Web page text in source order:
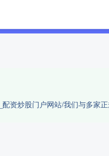
资炒股门户网站/我们与多家